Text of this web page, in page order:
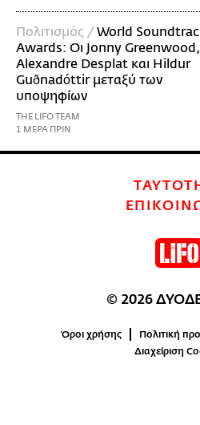
Πολιτισμός /World
Awards: Οι Jonny Greenwood,
Alexandre Desplat και Hildur
Guðnadóttir μεταξύ των
υποψηφίων
THE LIFO TEAM
1 ΜΕΡΑ ΠΡΙΝ
© 2026
Όροι χρήσης
Πολιτική
Διαχείριση